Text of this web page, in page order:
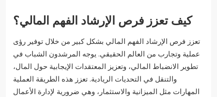
كيف تعزز فرص الإرشاد الفهم المالي؟
تعزز فرص الإرشاد الفهم المالي بشكل كبير من خلال توفير رؤى
عملية وتجارب من العالم الحقيقي. يوجه المرشدون الشباب في
تطوير الانضباط المالي، وتعزيز المعتقدات الإيجابية حول المال،
والتنقل في التحديات الريادية. تعزز هذه الطريقة العملية
المهارات مثل الميزانية والاستثمار، وهي ضرورية لإدارة الأعمال